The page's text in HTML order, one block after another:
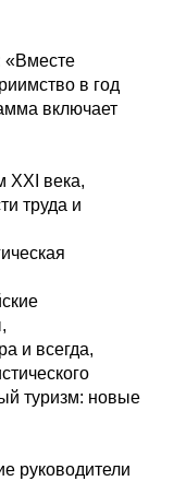
«Вместе
в год
включает
XXI века,
труда и
и всегда,
туризм: новые
руководители